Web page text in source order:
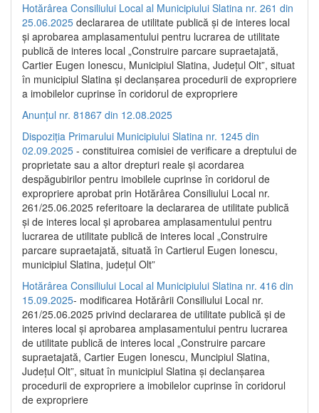
Hotărârea Consiliului Local al Municipiului Slatina nr. 261 din
25.06.2025 declararea de utilitate publică și de interes local
și aprobarea amplasamentului pentru lucrarea de utilitate
publică de interes local „Construire parcare supraetajată,
Cartier Eugen Ionescu, Municipiul Slatina, Județul Olt”, situat
în municipiul Slatina și declanșarea procedurii de expropriere
a imobilelor cuprinse în coridorul de expropriere
Anunțul nr. 81867 din 12.08.2025
Dispoziția Primarului Municipiului Slatina nr. 1245 din
02.09.2025 - constituirea comisiei de verificare a dreptului de
proprietate sau a altor drepturi reale și acordarea
despăgubirilor pentru imobilele cuprinse în coridorul de
expropriere aprobat prin Hotărârea Consiliului Local nr.
261/25.06.2025 referitoare la declararea de utilitate publică
și de interes local și aprobarea amplasamentului pentru
lucrarea de utilitate publică de interes local „Construire
parcare supraetajată, situată în Cartierul Eugen Ionescu,
municipiul Slatina, județul Olt”
Hotărârea Consiliului Local al Municipiului Slatina nr. 416 din
15.09.2025- modificarea Hotărârii Consiliului Local nr.
261/25.06.2025 privind declararea de utilitate publică și de
interes local și aprobarea amplasamentului pentru lucrarea
de utilitate publică de interes local „Construire parcare
supraetajată, Cartier Eugen Ionescu, Muncipiul Slatina,
Județul Olt”, situat în municipiul Slatina și declanșarea
procedurii de expropriere a imobilelor cuprinse în coridorul
de expropriere